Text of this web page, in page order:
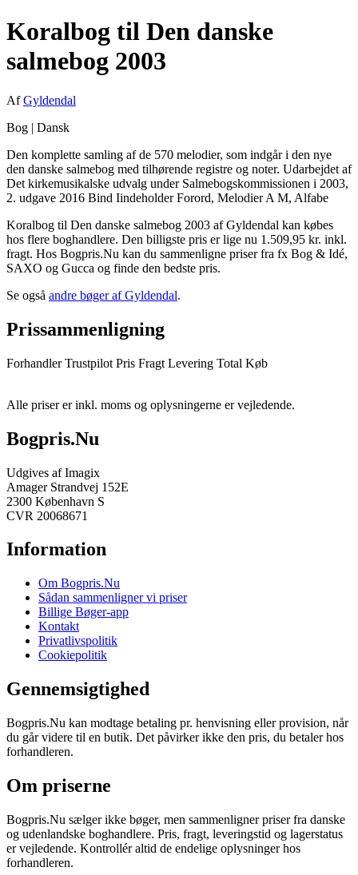
Koralbog til Den danske
salmebog 2003
AfGyldendal
Bog | Dansk
Den komplette samling af de 570 melodier, som indgår i den nye
den danske salmebog med tilhørende registre og noter. Udarbejdet af
Det kirkemusikalske udvalg under Salmebogskommissionen i 2003,
2. udgave 2016 Bind Iindeholder Forord, Melodier A M, Alfabe
Koralbog til Den danske salmebog 2003 af Gyldendal kan købes
hos flere boghandlere. Den billigste pris er lige nu 1.509,95 kr. inkl.
fragt. Hos Bogpris.Nu kan du sammenligne priser fra fx Bog & Idé,
SAXO og Gucca og finde den bedste pris.
Se også andre bøger af Gyldendal.
Prissammenligning
Forhandler Trustpilot Pris Fragt Levering Total Køb
Alle priser er inkl. moms og oplysningerne er vejledende.
Bogpris.Nu
Udgives af Imagix
Amager Strandvej 152E
2300 København S
CVR 20068671
Information
Om Bogpris.Nu
Sådan sammenligner vi priser
Billige Bøger-app
Kontakt
Privatlivspolitik
Cookiepolitik
Gennemsigtighed
Bogpris.Nu kan modtage betaling pr. henvisning eller provision, når
du går videre til en butik. Det påvirker ikke den pris, du betaler hos
forhandleren.
Om priserne
Bogpris.Nu sælger ikke bøger, men sammenligner priser fra danske
og udenlandske boghandlere. Pris, fragt, leveringstid og lagerstatus
er vejledende. Kontrollér altid de endelige oplysninger hos
forhandleren.